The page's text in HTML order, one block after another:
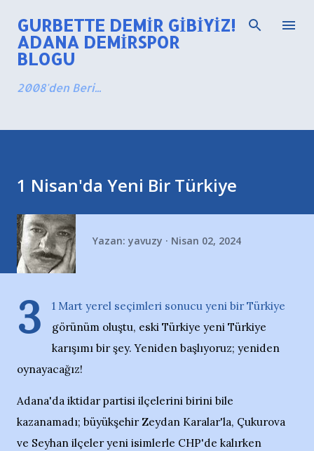
Ana içeriğe atla
GURBETTE DEMIR GIBIYIZ!
ADANA DEMIRSPOR
BLOGU
2008'den Beri...
1 Nisan'da Yeni Bir Türkiye
Yazan: yavuzy Nisan 02, 2024
3
1 Mart yerel seçimleri sonucu yeni bir Türkiye
görünüm oluştu, eski Türkiye yeni Türkiye
karışımı bir şey. Yeniden başlıyoruz; yeniden
oynayacağız!
Adana'da iktidar partisi ilçelerini birini bile
kazanamadı; büyükşehir Zeydan Karalar'la, Çukurova
ve Seyhan ilçeler yeni isimlerle CHP'de kalırken